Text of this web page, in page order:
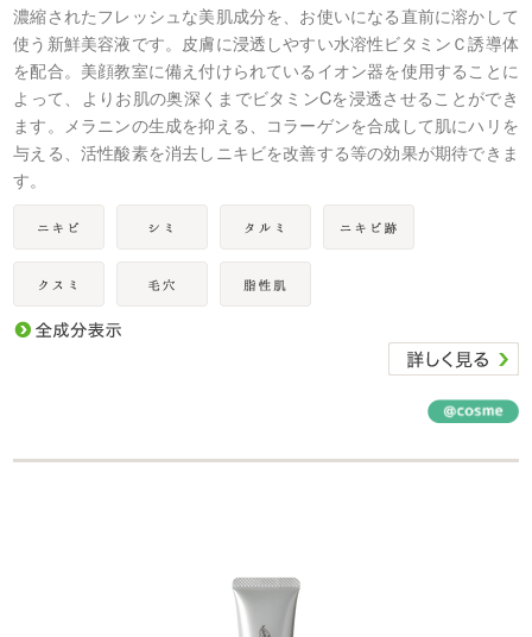
濃縮されたフレッシュな美肌成分を、お使いになる直前に溶かして
使う新鮮美容液です。皮膚に浸透しやすい水溶性ビタミンＣ誘導体
を配合。美顔教室に備え付けられているイオン器を使用することに
よって、よりお肌の奥深くまでビタミンCを浸透させることができ
ます。メラニンの生成を抑える、コラーゲンを合成して肌にハリを
与える、活性酸素を消去しニキビを改善する等の効果が期待できま
す。